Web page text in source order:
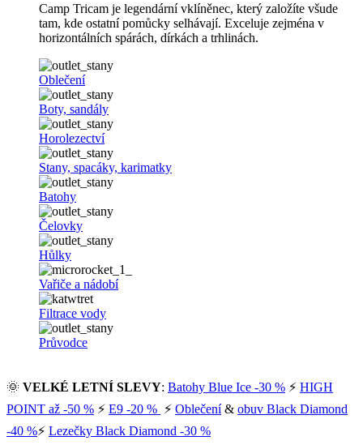
Camp Tricam je legendární vklíněnec, který založíte všude
tam, kde ostatní pomůcky selhávají. Exceluje zejména v
horizontálních spárách, dírkách a trhlinách.
Oblečení
Boty, sandály
Horolezectví
Stany, spacáky, karimatky
Batohy
Čelovky
Hůlky
Vařiče a nádobí
Filtrace vody
Průvodce
🌞 VELKÉ LETNÍ SLEVY: Batohy Blue Ice -30 % ⚡ HIGH
POINT až -50 % ⚡ E9 -20 % ⚡ Oblečení& obuv Black Diamond
-40 %⚡ Lezečky Black Diamond -30 %